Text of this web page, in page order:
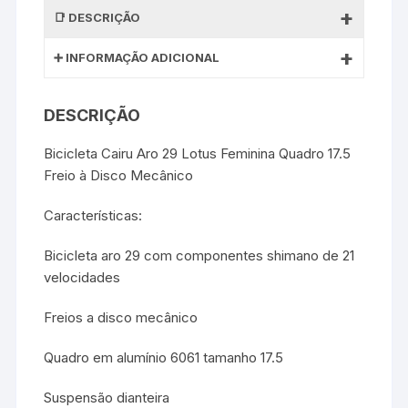
DESCRIÇÃO
INFORMAÇÃO ADICIONAL
DESCRIÇÃO
Bicicleta Cairu Aro 29 Lotus Feminina Quadro 17.5
Freio à Disco Mecânico
Características:
Bicicleta aro 29 com componentes shimano de 21
velocidades
Freios a disco mecânico
Quadro em alumínio 6061 tamanho 17.5
Suspensão dianteira